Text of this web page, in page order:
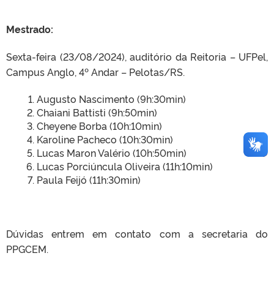
Mestrado:
Sexta-feira (23/08/2024), auditório da Reitoria – UFPel,
Campus Anglo, 4º Andar – Pelotas/RS.
Augusto Nascimento (9h:30min)
Chaiani Battisti (9h:50min)
Cheyene Borba (10h:10min)
Karoline Pacheco (10h:30min)
Lucas Maron Valério (10h:50min)
Lucas Porciúncula Oliveira (11h:10min)
Paula Feijó (11h:30min)
Dúvidas entrem em contato com a secretaria do
PPGCEM.